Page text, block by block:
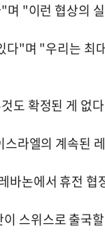
"이런 협상의
"며 "우리는 최
도 확정된 게 없
라엘의 계속된
바논에서 휴전 협
스위스로 출국